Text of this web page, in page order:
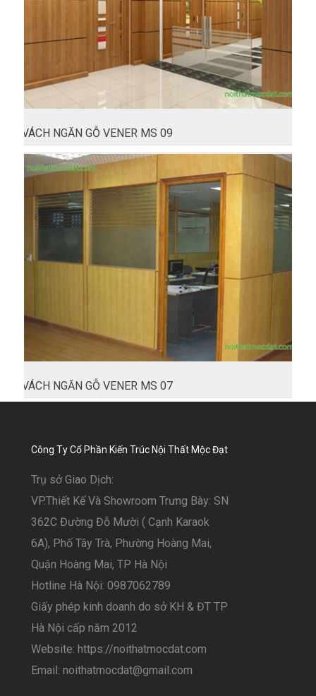
VÁCH NGĂN GỖ VENER MS 09
VÁCH NGĂN GỖ VENER MS 07
Công Ty Cổ Phần Kiến Trúc Nội Thất Mộc Đạt
Trụ sở Giao Dịch:
VP.Thiết Kế Và Showroom Trưng Bày: SN
362C Đường Đỗ Mười ( Cạnh Karaok
6A), Phố Tây Trà, Phường Hoàng Mai,
Quận Hoàng Mai, TP Hà Nội
Hotline Hà Nội: 0987062789
Giấy phép kinh doanh do sở KH & ĐT TP
Hà Nội cấp năm 2012
Website: https://noithatmocdat.com
Email: noithatmocdat@gmail.com